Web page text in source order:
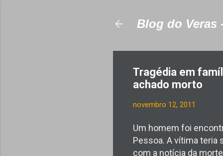
Blog do Veras
Tragédia em
achado morto
novembro 12, 2011
Um homem foi
Pessoa. A vítima teria
com a notícia da